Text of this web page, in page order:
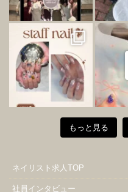
もっと見る
ネイリスト求人TOP
社員インタビュー